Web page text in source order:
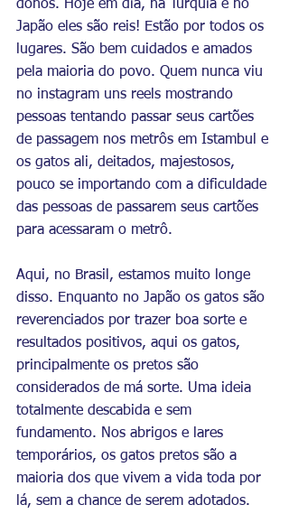
donos. Hoje em dia, na Turquia e no
Japão eles são reis! Estão por todos os
lugares. São bem cuidados e amados
pela maioria do povo. Quem nunca viu
no instagram uns reels mostrando
pessoas tentando passar seus cartões
de passagem nos metrôs em Istambul e
os gatos ali, deitados, majestosos,
pouco se importando com a dificuldade
das pessoas de passarem seus cartões
para acessaram o metrô.
Aqui, no Brasil, estamos muito longe
disso. Enquanto no Japão os gatos são
reverenciados por trazer boa sorte e
resultados positivos, aqui os gatos,
principalmente os pretos são
considerados de má sorte. Uma ideia
totalmente descabida e sem
fundamento. Nos abrigos e lares
temporários, os gatos pretos são a
maioria dos que vivem a vida toda por
lá, sem a chance de serem adotados.